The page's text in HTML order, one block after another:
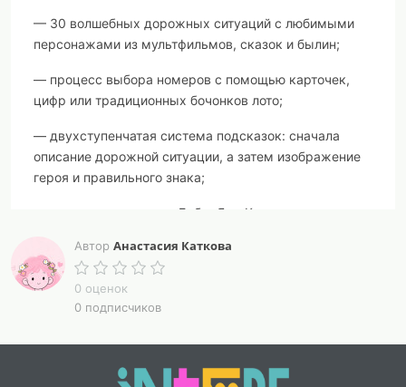
— 30 волшебных дорожных ситуаций с любимыми
персонажами из мультфильмов, сказок и былин;
— процесс выбора номеров с помощью карточек,
цифр или традиционных бочонков лото;
— двухступенчатая система подсказок: сначала
описание дорожной ситуации, а затем изображение
героя и правильного знака;
— задания с участием Бабы-Яги, Кота в сапогах,
Муромца, Коня Юлия, Колобка и других известных
героев;
— изучение предупреждающих, запрещающих,
Автор Анастасия Каткова
0 оценок
0 подписчиков